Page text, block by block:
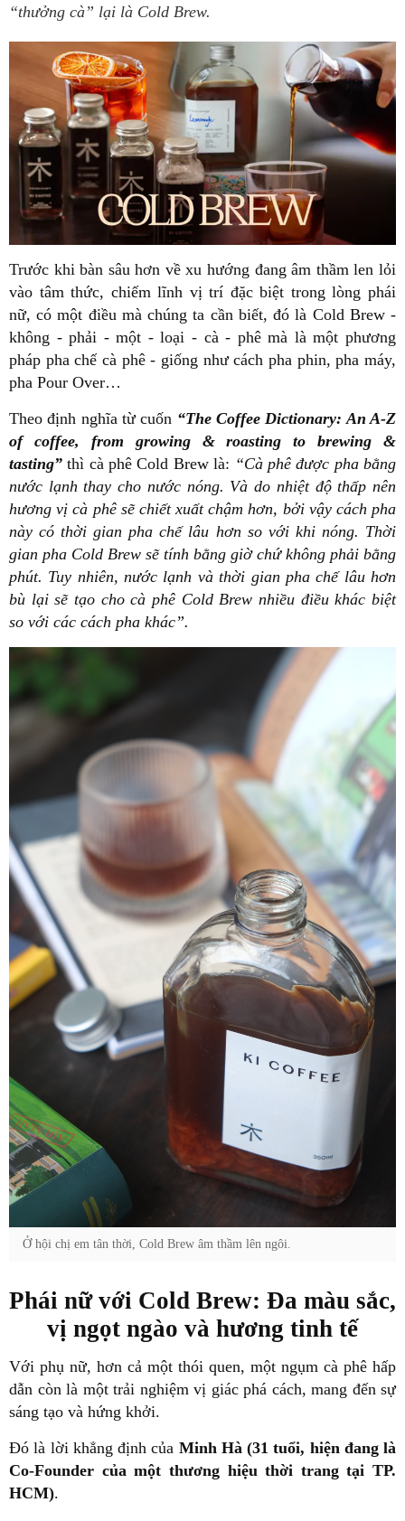
“thưởng cà” lại là Cold Brew.
Trước khi bàn sâu hơn về xu hướng đang âm thầm len lỏi
vào tâm thức, chiếm lĩnh vị trí đặc biệt trong lòng phái
nữ, có một điều mà chúng ta cần biết, đó là Cold Brew -
không - phải - một - loại - cà - phê mà là một phương
pháp pha chế cà phê - giống như cách pha phin, pha máy,
pha Pour Over…
Theo định nghĩa từ cuốn “The Coffee Dictionary: An A-Z
of coffee, from growing & roasting to brewing &
tasting” thì cà phê Cold Brew là: “Cà phê được pha bằng
nước lạnh thay cho nước nóng. Và do nhiệt độ thấp nên
hương vị cà phê sẽ chiết xuất chậm hơn, bởi vậy cách pha
này có thời gian pha chế lâu hơn so với khi nóng. Thời
gian pha Cold Brew sẽ tính bằng giờ chứ không phải bằng
phút. Tuy nhiên, nước lạnh và thời gian pha chế lâu hơn
bù lại sẽ tạo cho cà phê Cold Brew nhiều điều khác biệt
so với các cách pha khác”.
Ở hội chị em tân thời, Cold Brew âm thầm lên ngôi.
Phái nữ với Cold Brew: Đa màu sắc,
vị ngọt ngào và hương tinh tế
Với phụ nữ, hơn cả một thói quen, một ngụm cà phê hấp
dẫn còn là một trải nghiệm vị giác phá cách, mang đến sự
sáng tạo và hứng khởi.
Đó là lời khẳng định của Minh Hà (31 tuổi, hiện đang là
Co-Founder của một thương hiệu thời trang tại TP.
HCM).